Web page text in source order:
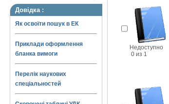
Довідка :
Як освоїти пошук в ЕК
Приклади оформлення
бланка вимоги
Перелік наукових
спеціальностей
Недоступно
0 из 1